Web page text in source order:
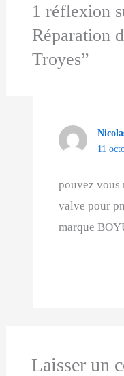
1 réflexion
Réparation
Troyes”
11
pouvez vous
valve pour
marque
Laisser un